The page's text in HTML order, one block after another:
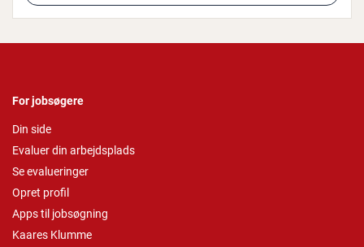
For jobsøgere
Din side
Evaluer din arbejdsplads
Se evalueringer
Opret profil
Apps til jobsøgning
Kaares Klumme